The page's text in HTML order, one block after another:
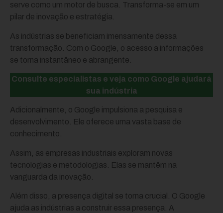
serve como um motor de busca. Transforma-se em um
pilar de inovação e estratégia.
As indústrias se beneficiam imensamente dessa
transformação. Com o Google, o acesso a informações
se torna instantâneo e abrangente.
Consulte especialistas e veja como Google ajudará
sua indústria
Adicionalmente, o Google impulsiona a pesquisa e
desenvolvimento. Ele oferece uma vasta base de
conhecimento.
Assim, as empresas industriais exploram novas
tecnologias e metodologias. Elas se mantêm na
vanguarda da inovação.
Além disso, a presença digital se torna crucial. O Google
ajuda as indústrias a construir essa presença. A